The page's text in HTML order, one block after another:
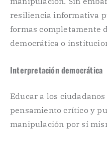
resiliencia informativa
formas completamente
democrática o
Interpretación democrática
Educar a los
pensamiento crítico y
manipulación por sí